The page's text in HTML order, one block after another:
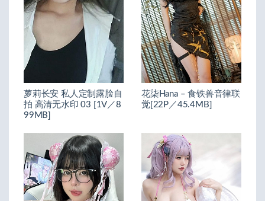
萝莉长安 私人定制露脸自
拍 高清无水印 03 [1V／8
99MB]
花柒Hana – 食铁兽音律联
觉[22P／45.4MB]